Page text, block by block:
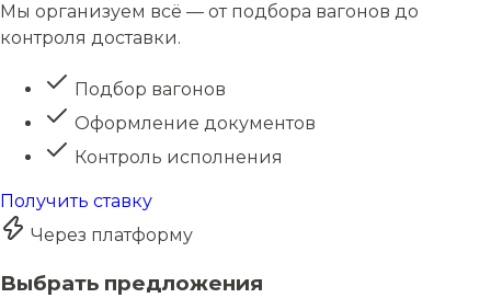
Мы организуем всё — от подбора вагонов до
контроля доставки.
Подбор вагонов
Оформление документов
Контроль исполнения
Получить ставку
Через платформу
Выбрать предложения